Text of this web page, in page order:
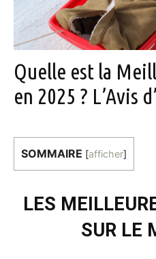
Quelle est la
en 2025 ? L’Avis
SOMMAIRE [afficher]
LES
SUR LE